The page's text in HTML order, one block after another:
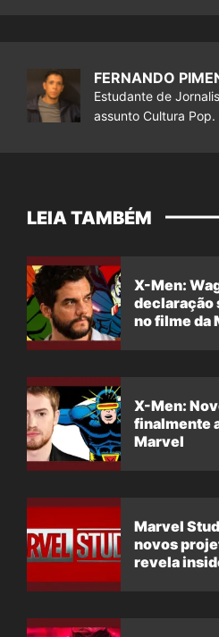
FERNANDO
Estudante de
assunto Cultura
LEIA TAMBÉM
X-Men:
declaração
no filme da
X-Men:
finalmente
Marvel
Marvel
novos
revela